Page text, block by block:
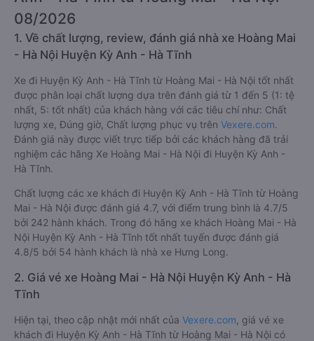
08/2026
1. Về chất lượng, review, đánh giá nhà xe Hoàng Mai
- Hà Nội Huyện Kỳ Anh - Hà Tĩnh
Xe đi Huyện Kỳ Anh - Hà Tĩnh từ Hoàng Mai - Hà Nội tốt nhất
được phân loại chất lượng dựa trên đánh giá từ 1 đến 5 (1: tệ
nhất, 5: tốt nhất) của khách hàng với các tiêu chí như: Chất
lượng xe, Đúng giờ, Chất lượng phục vụ trên Vexere.com.
Đánh giá này được viết trực tiếp bởi các khách hàng đã trải
nghiệm các hãng Xe Hoàng Mai - Hà Nội đi Huyện Kỳ Anh -
Hà Tĩnh.
Chất lượng các xe khách đi Huyện Kỳ Anh - Hà Tĩnh từ Hoàng
Mai - Hà Nội được đánh giá 4.7, với điểm trung bình là 4.7/5
bởi 242 hành khách. Trong đó hãng xe khách Hoàng Mai - Hà
Nội Huyện Kỳ Anh - Hà Tĩnh tốt nhất tuyến được đánh giá
4.8/5 bởi 54 hành khách là nhà xe Hưng Long.
2. Giá vé xe Hoàng Mai - Hà Nội Huyện Kỳ Anh - Hà
Tĩnh
Hiện tại, theo cập nhật mới nhất của Vexere.com , giá vé xe
khách đi Huyện Kỳ Anh - Hà Tĩnh từ Hoàng Mai - Hà Nội có